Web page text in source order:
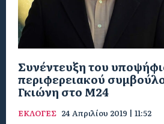
Συνέντευξη του
περιφερειακού
Γκιώνη στο Μ24
ΕΚΛΟΓΕΣ 24 Απριλίου 2019 | 11:52